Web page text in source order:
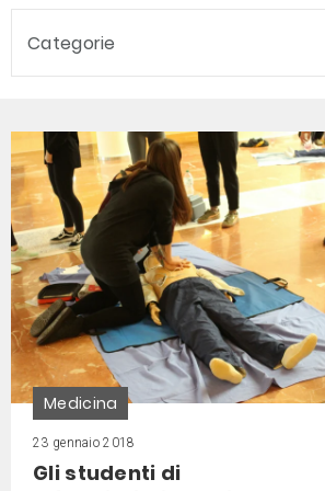
Categorie
Medicina
23 gennaio 2018
Gli studenti di